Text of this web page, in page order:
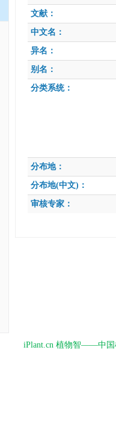
文献：
中文名：
异名：
别名：
分类系统：
分布地：
分布地(中文)：
审核专家：
iPlant.cn 植物智——中国